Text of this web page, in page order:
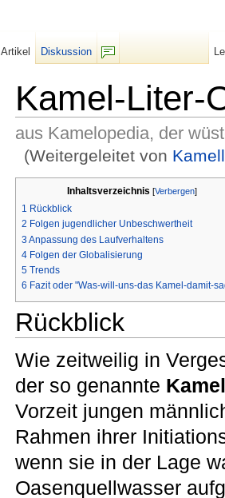
Kamel-Liter-
aus Kamelopedia, der
(Weitergeleitet von
Inhaltsverzeichnis [Verbergen]
1 Rückblick
2 Folgen jugendlicher Unbeschwertheit
3Anpassung des Laufverhaltens
4 Folgen der Globalisierung
5 Trends
6 Fazit oder "Was-will-uns-das Kamel-damit-
Rückblick
Wie zeitweilig in
der so genannte
Vorzeit jungen
Rahmen ihrer
wenn sie in der Lage
Oasenquellwasser
Artikel
Diskussion